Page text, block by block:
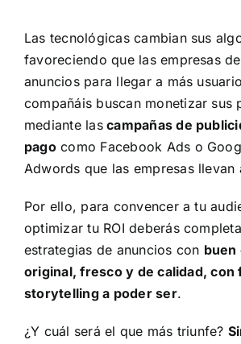
Las tecnológicas cambian sus
favoreciendo que las empresas
anuncios para llegar a más
compañáis buscan monetizar sus
mediante lascampañas de
pagocomo Facebook Ads o
Adwords que las empresas llevan
Por ello, para convencer a tu
optimizar tu ROI deberás
estrategias de anuncios con buen
original, fresco y de calidad, con
storytelling a poder ser.
¿Y cuál será el que más triunfe?